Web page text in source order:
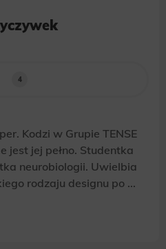
4
Kodzi w Grupie TENSE
jest jej pełno. Studentka
neurobiologii. Uwielbia
rodzaju designu po ...